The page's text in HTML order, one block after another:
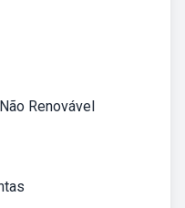
Renovável